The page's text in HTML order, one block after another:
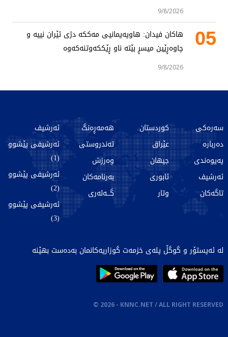
9/8/2026
05
هاکان فیدان: هاوپەیمانیی مەککە دژی ئێران نییە و
چاوەڕێین میسڕ بێتە ناو ڕێککەوتنەکەوە
9/8/2026
سەرەکی
دەربارە
پەیوەندی
ئەرشیف
تاگەکان
کوردستان
عێراق
جیهان
ئابوری
وتار
هەمەڕەنگ
تەندروستی
وەرزش
بەرنامەکان
گـــەلەری
ئەرشیف
ئەرشیفی پێشوو
(1)
ئەرشیفی پێشوو
(2)
ئەرشیفی پێشوو
(3)
لە ئەپستۆر و گوگڵ پلەی خزمەت گوزاریەکانمان بەدەست بهێنە
© 2026 - KNNC.NET / ALL RIGHT RESERVED